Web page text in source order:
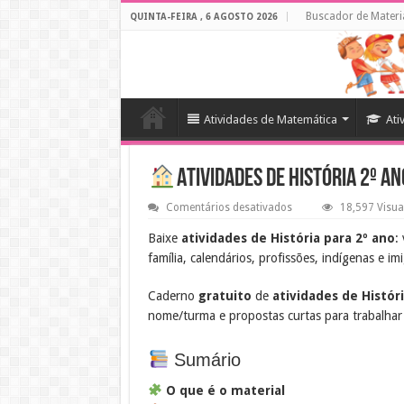
QUINTA-FEIRA , 6 AGOSTO 2026 Buscador de
Atividades de Matemática
Atividades de História 2º
Comentários desativadosem
de
História
2º
Imprimir
PDF
18,597
Baixe atividades de História para 2º ano:
família, calendários, profissões, indígenas e
Caderno gratuito de atividades de
nome/turma e propostas curtas para
Sumário
O que é o material